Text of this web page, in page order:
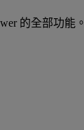
的全部功能。